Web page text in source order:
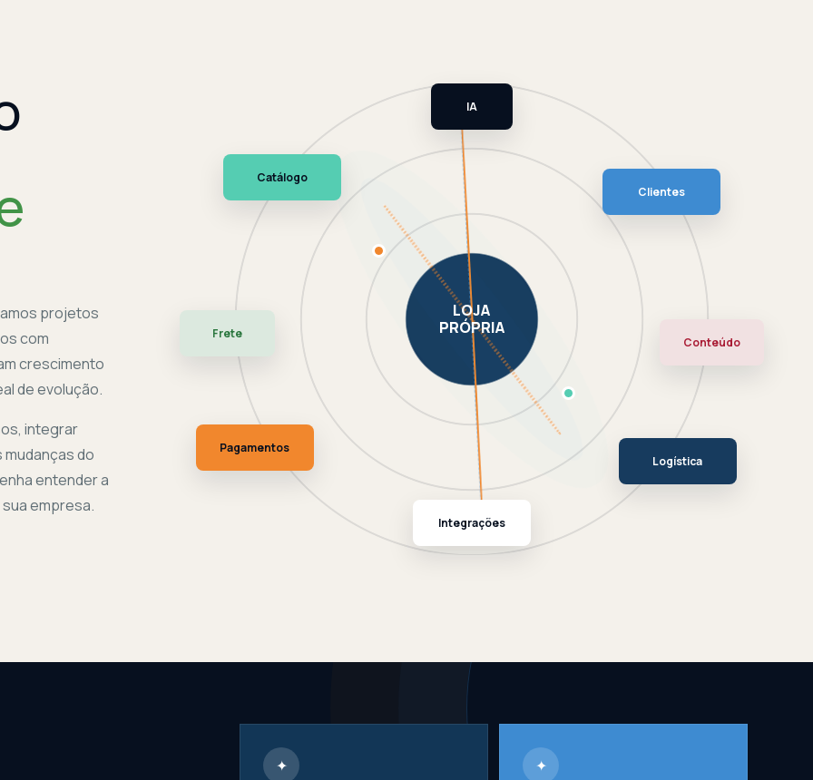
projetos
com
crescimento
de evolução.
integrar
do
entender a
empresa.
Catálogo
Clientes
Pagamentos
Logística
Integrações
IA
Frete
Conteúdo
LOJA
PRÓPRIA
✦ ✦